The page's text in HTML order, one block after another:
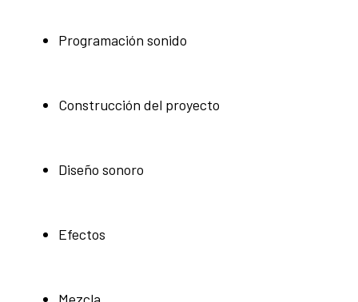
Programación sonido
Construcción del proyecto
Diseño sonoro
Efectos